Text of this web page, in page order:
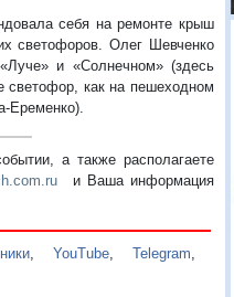
себя на ремонте крыш
светофоров. Олег Шевченко
и «Солнечном» (здесь
светофор, как на пешеходном
Еременко).
а также располагаете
и Ваша информация
,YouTube ,Telegram